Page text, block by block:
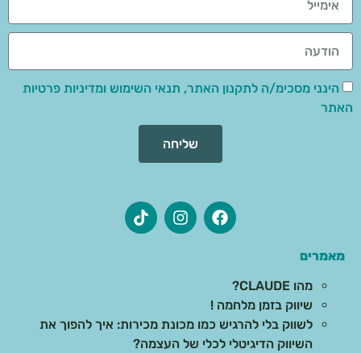
הינני מסכימ/ה לתקנון האתר, תנאי השימוש ומדיניות פרטיות
האתר
שליחה
מאמרים
מהו CLAUDE?
שיווק בזמן מלחמה !
לשווק בלי להרגיש כמו מכונת מכירות: איך להפוך את
השיווק הדיגיטלי לכלי של העצמה?